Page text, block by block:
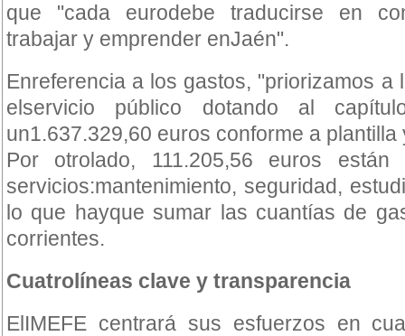
que "cada eurodebe traducirse en
trabajar y emprender enJaén".
Enreferencia a los gastos, "priorizamos a
elservicio público dotando al
un1.637.329,60 euros conforme a plantilla
Por otrolado, 111.205,56 euros
servicios:mantenimiento, seguridad,
lo que hayque sumar las cuantías de
corrientes.
Cuatrolíneas clave y transparencia
ElIMEFE centrará sus esfuerzos en